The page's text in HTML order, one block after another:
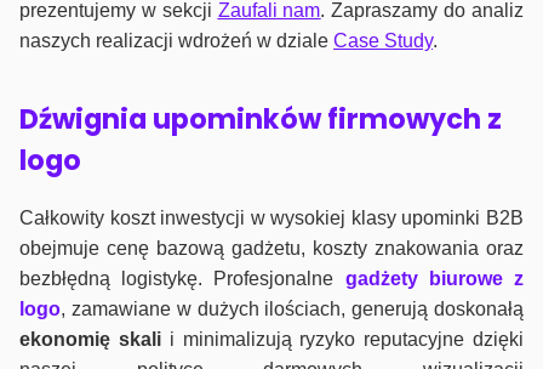
prezentujemy w sekcji Zaufali nam. Zapraszamy do analiz
naszych realizacji wdrożeń w dziale Case Study.
Dźwignia upominków firmowych z
logo
Całkowity koszt inwestycji w wysokiej klasy upominki B2B
obejmuje cenę bazową gadżetu, koszty znakowania oraz
bezbłędną logistykę. Profesjonalne gadżety biurowe z
logo, zamawiane w dużych ilościach, generują doskonałą
ekonomię skalii minimalizują ryzyko reputacyjne dzięki